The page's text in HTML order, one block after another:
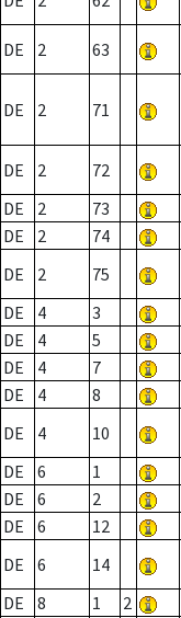
DE 2 63
DE 2 71
DE 2 72
DE
2 73
DE
2 74
DE
2 75
DE
4 3
DE
4 5
DE
4 7
DE
4 8
DE
4 10
DE
6 1
DE
6 2
DE
6 12
DE
6 14
DE
8 1 2